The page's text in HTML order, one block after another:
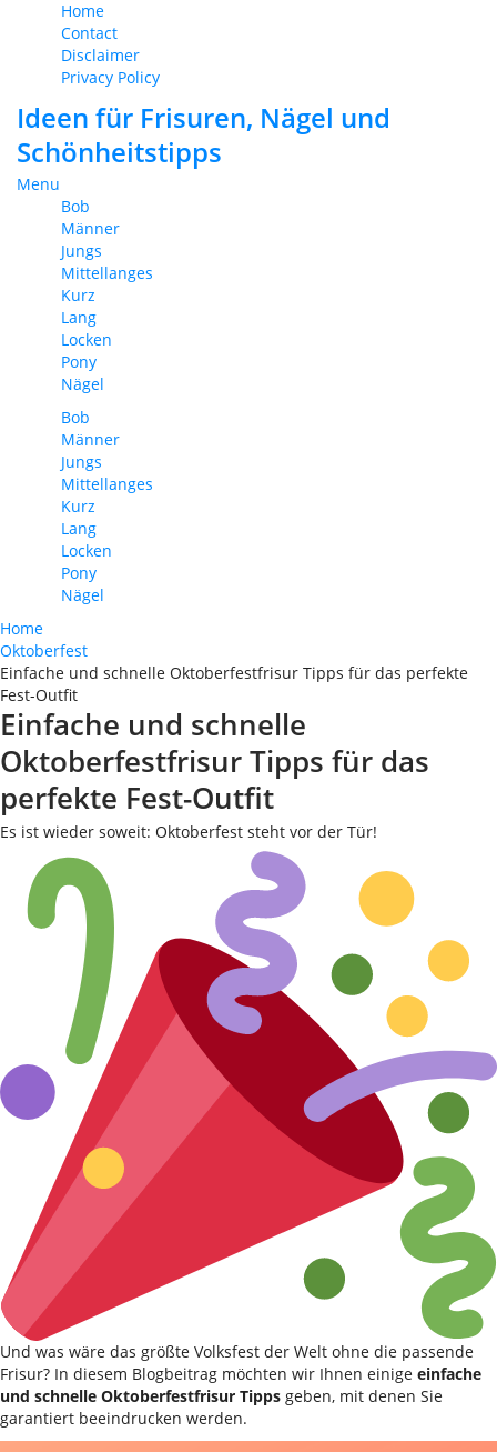
Home
Contact
Disclaimer
Privacy Policy
Ideen für Frisuren, Nägel und
Schönheitstipps
Menu
Bob
Männer
Jungs
Mittellanges
Kurz
Lang
Locken
Pony
Nägel
Bob
Männer
Jungs
Mittellanges
Kurz
Lang
Locken
Pony
Nägel
Home
Oktoberfest
Einfache und schnelle Oktoberfestfrisur Tipps für das perfekte
Fest-Outfit
Einfache und schnelle
Oktoberfestfrisur Tipps für das
perfekte Fest-Outfit
Es ist wieder soweit: Oktoberfest steht vor der Tür!
Und was wäre das größte Volksfest der Welt ohne die passende
Frisur? In diesem Blogbeitrag möchten wir Ihnen einige einfache
und schnelle Oktoberfestfrisur Tipps geben, mit denen Sie
garantiert beeindrucken werden.